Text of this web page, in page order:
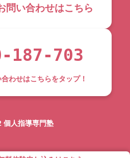
問い合わせはこちら
187-703
わせはこちらをタップ！
個人指導専門塾